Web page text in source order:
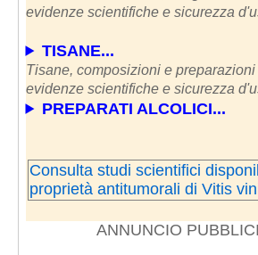
evidenze scientifiche e sicurezza
TISANE...
Tisane, composizioni e
evidenze scientifiche e sicurezza
PREPARATI ALCOLICI...
Consulta studi scientifici
proprietà antitumorali di Vitis
ANNUNCIO